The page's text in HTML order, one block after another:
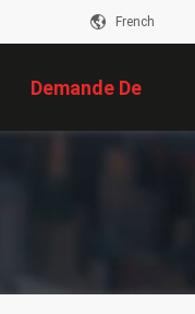
French
Demande De
Soumission